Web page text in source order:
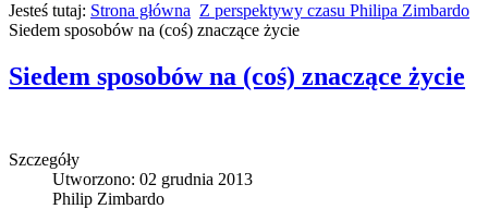
Jesteś tutaj: Strona główna Z perspektywy czasu Philipa Zimbardo
Siedem sposobów na (coś) znaczące życie
Siedem sposobów na (coś) znaczące życie
Szczegóły
Utworzono: 02 grudnia 2013
Philip Zimbardo